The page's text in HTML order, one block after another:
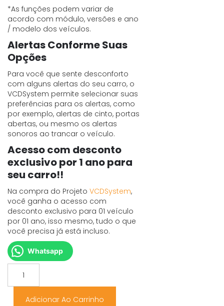
*As funções podem variar de
acordo com módulo, versões e ano
/ modelo dos veículos.
Alertas Conforme Suas
Opções
Para você que sente desconforto
com alguns alertas do seu carro, o
VCDSystem permite selecionar suas
preferências para os alertas, como
por exemplo, alertas de cinto, portas
abertas, ou mesmo os alertas
sonoros ao trancar o veículo.
Acesso com desconto
exclusivo por 1 ano para
seu carro!!
Na compra do Projeto VCDSystem,
você ganha o acesso com
desconto exclusivo para 01 veículo
por 01 ano, isso mesmo, tudo o que
você precisa já está incluso.
Whatsapp
VCDS
Adicionar Ao Carrinho